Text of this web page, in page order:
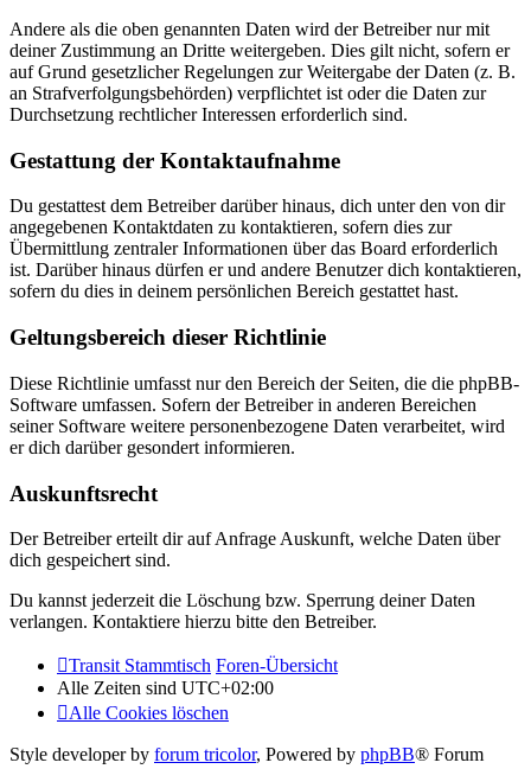
Andere als die oben genannten Daten wird der Betreiber nur mit
deiner Zustimmung an Dritte weitergeben. Dies gilt nicht, sofern er
auf Grund gesetzlicher Regelungen zur Weitergabe der Daten (z. B.
an Strafverfolgungsbehörden) verpflichtet ist oder die Daten zur
Durchsetzung rechtlicher Interessen erforderlich sind.
Gestattung der Kontaktaufnahme
Du gestattest dem Betreiber darüber hinaus, dich unter den von dir
angegebenen Kontaktdaten zu kontaktieren, sofern dies zur
Übermittlung zentraler Informationen über das Board erforderlich
ist. Darüber hinaus dürfen er und andere Benutzer dich kontaktieren,
sofern du dies in deinem persönlichen Bereich gestattet hast.
Geltungsbereich dieser Richtlinie
Diese Richtlinie umfasst nur den Bereich der Seiten, die die phpBB-
Software umfassen. Sofern der Betreiber in anderen Bereichen
seiner Software weitere personenbezogene Daten verarbeitet, wird
er dich darüber gesondert informieren.
Auskunftsrecht
Der Betreiber erteilt dir auf Anfrage Auskunft, welche Daten über
dich gespeichert sind.
Du kannst jederzeit die Löschung bzw. Sperrung deiner Daten
verlangen. Kontaktiere hierzu bitte den Betreiber.
Transit Stammtisch Foren-Übersicht
Alle Zeiten sind UTC+02:00
Alle Cookies löschen
Style developer by forum tricolor, Powered by phpBB® Forum